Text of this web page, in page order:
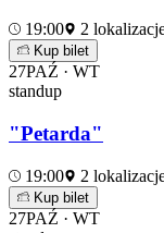
19:00 2
Kup bilet
27PAŹ · WT
standup
"Petarda"
19:00 2
Kup bilet
27PAŹ · WT